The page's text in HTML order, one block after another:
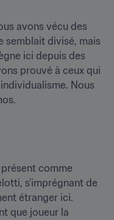
avons vécu des
semblait divisé, mais
ici depuis des
prouvé à ceux qui
Nous
comme
s'imprégnant de
étranger ici.
que joueur la